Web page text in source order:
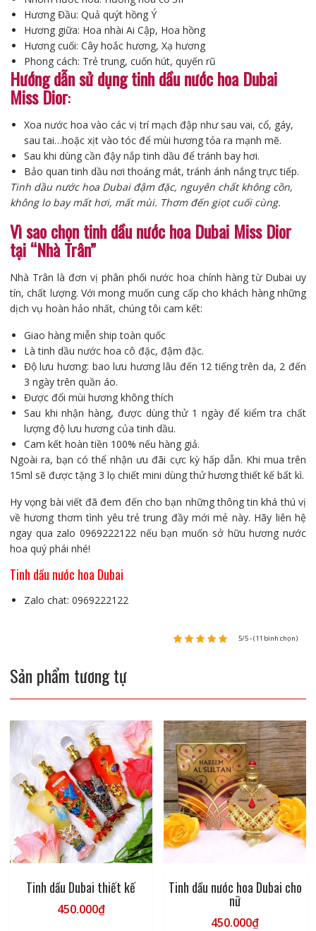
Hương Đầu: Quả quýt hồng Ý
Hương giữa: Hoa nhài Ai Cập, Hoa hồng
Hương cuối: Cây hoắc hương, Xạ hương
Phong cách: Trẻ trung, cuốn hút, quyến rũ
Hướng dẫn sử dụng tinh dầu nước hoa Dubai
Miss Dior:
Xoa nước hoa vào các vị trí mạch đập như sau vai, cổ, gáy,
sau tai…hoặc xịt vào tóc để mùi hương tỏa ra mạnh mẽ.
Sau khi dùng cần đậy nắp tinh dầu để tránh bay hơi.
Bảo quan tinh dầu nơi thoáng mát, tránh ánh nắng trực tiếp.
Tinh dầu nước hoa Dubai đậm đặc, nguyên chất không cồn,
không lo bay mất hơi, mất mùi. Thơm đến giọt cuối cùng.
Vì sao chọn tinh dầu nước hoa Dubai Miss Dior
tại “Nhà Trân”
Nhà Trân là đơn vị phân phối nước hoa chính hàng từ Dubai uy
tín, chất lượng. Với mong muốn cung cấp cho khách hàng những
dịch vụ hoàn hảo nhất, chúng tôi cam kết:
Giao hàng miễn ship toàn quốc
Là tinh dầu nước hoa cô đặc, đậm đặc.
Độ lưu hương: bao lưu hương lâu đến 12 tiếng trên da, 2 đến
3 ngày trên quần áo.
Được đổi mùi hương không thích
Sau khi nhận hàng, được dùng thử 1 ngày để kiểm tra chất
lượng độ lưu hương của tinh dầu.
Cam kết hoàn tiền 100% nếu hàng giả.
Ngoài ra, bạn có thể nhận ưu đãi cực kỳ hấp dẫn. Khi mua trên
15ml sẽ được tặng 3 lọ chiết mini dùng thử hương thiết kế bất kì.
Hy vọng bài viết đã đem đến cho bạn những thông tin khá thú vị
về hương thơm tình yêu trẻ trung đầy mới mẻ này. Hãy liên hệ
ngay qua zalo 0969222122 nếu bạn muốn sở hữu hương nước
hoa quý phái nhé!
Tinh dầu nước hoa Dubai
Zalo chat: 0969222122
5/5 - (11 bình chọn)
Sản phẩm tương tự
Tinh dầu Dubai thiết kế
450.000₫
Tinh dầu nước hoa Dubai cho
nữ
450.000₫